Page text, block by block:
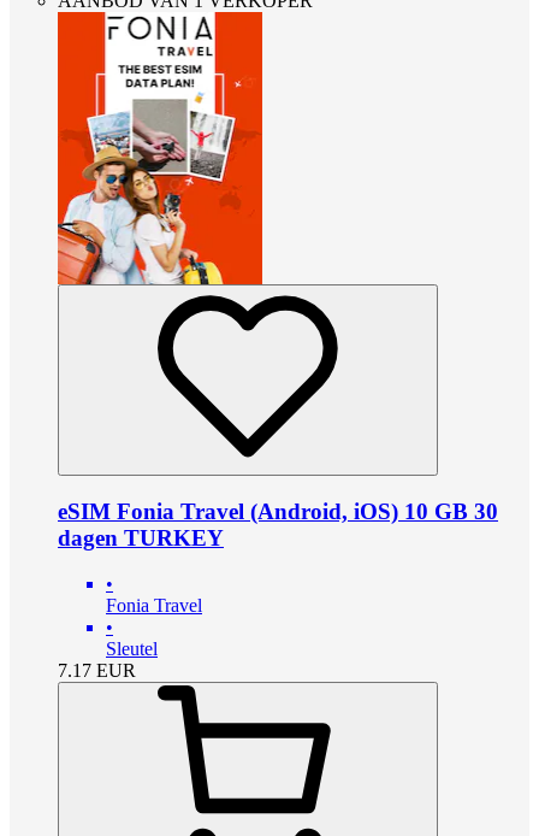
eSIM Fonia Travel (Android, iOS) 10 GB 30
dagen TURKEY
•
Fonia Travel
•
Sleutel
7.17 EUR